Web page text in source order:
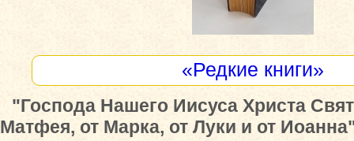
«Редкие книги»
"Господа Нашего Иисуса Христа
Матфея, от Марка, от Луки и от